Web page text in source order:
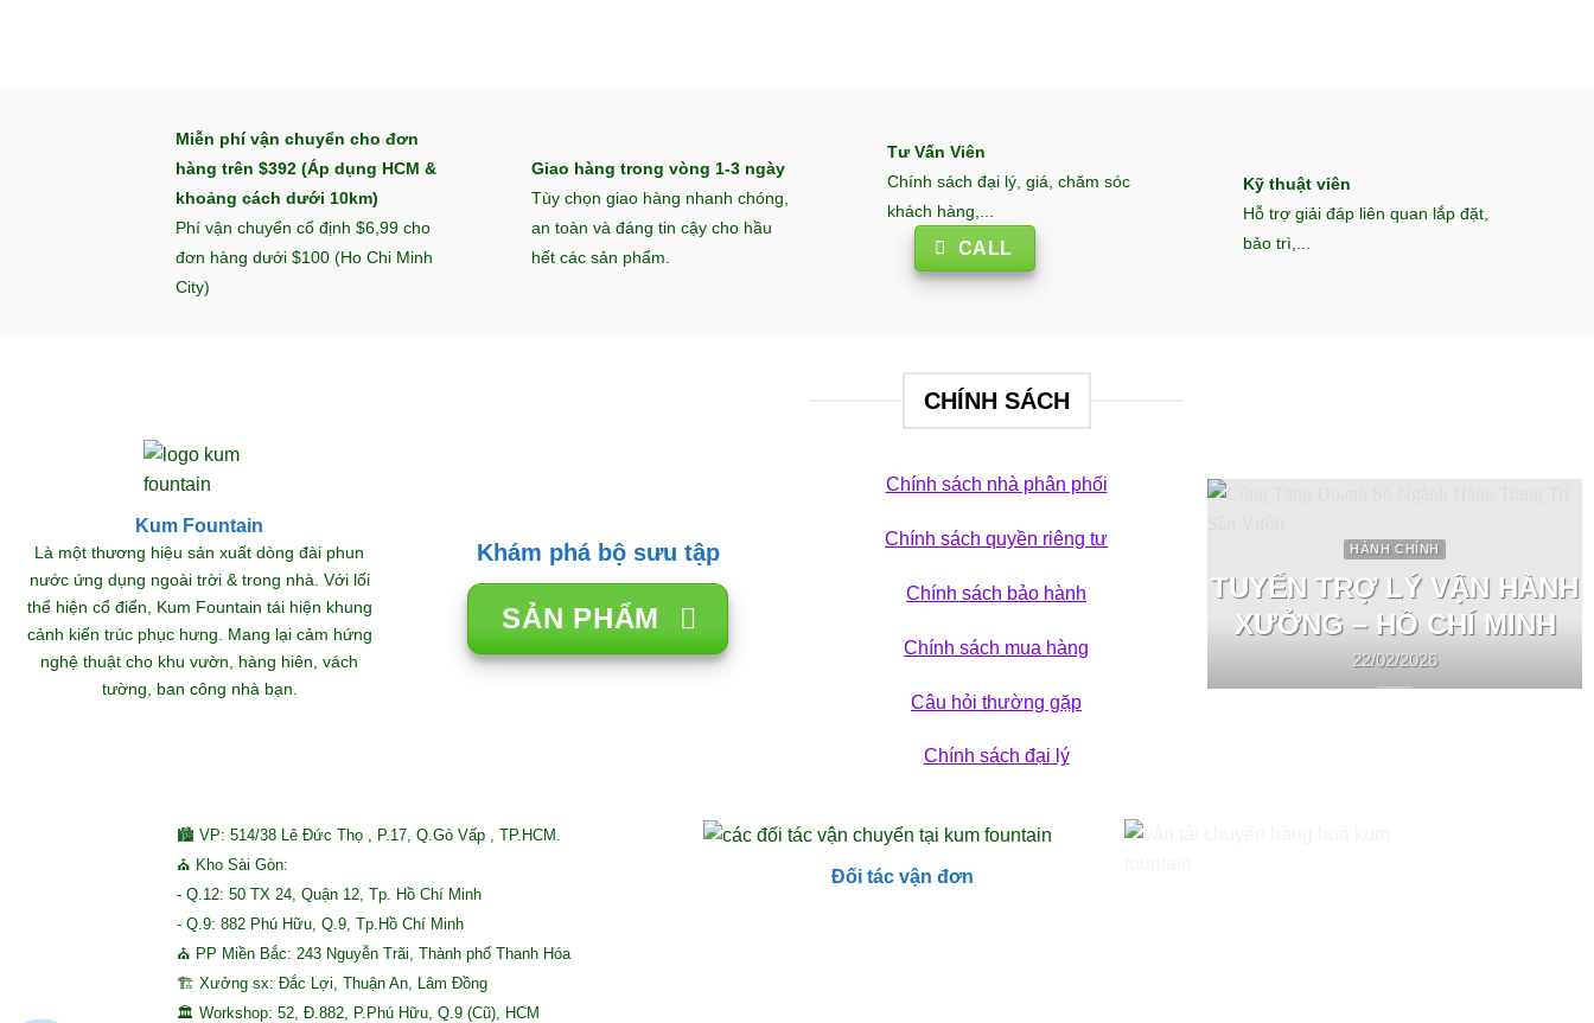
Miễn phí vận chuyển cho đơn
hàng trên $392 (Áp dụng HCM &
khoảng cách dưới 10km)
Phí vận chuyển cố định $6,99 cho
đơn hàng dưới $100 (Ho Chi Minh
City)
Giao hàng trong vòng 1-3 ngày
Tùy chọn giao hàng nhanh chóng,
an toàn và đáng tin cậy cho hầu
hết các sản phẩm.
Tư Vấn Viên
Chính sách đại lý, giá, chăm sóc
khách hàng,...
CALL
Kỹ thuật viên
Hỗ trợ giải đáp liên quan lắp đặt,
bảo trì,...
Kum Fountain
Là một thương hiệu sản xuất dòng đài phun
nước ứng dụng ngoài trời & trong nhà. Với lối
thể hiện cổ điển, Kum Fountain tái hiện khung
cảnh kiến trúc phục hưng. Mang lại cảm hứng
nghệ thuật cho khu vườn, hàng hiên, vách
tường, ban công nhà bạn.
Khám phá bộ sưu tập
SẢN PHẨM
CHÍNH SÁCH
Chính sách nhà phân phối
Chính sách quyền riêng tư
Chính sách bảo hành
Chính sách mua hàng
Câu hỏi thường gặp
Chính sách đại lý
HÀNH CHÍNH
TUYỂN TRỢ LÝ VẬN HÀNH
XƯỞNG – HỒ CHÍ MINH
22/02/2026
🏙 VP: 514/38 Lê Đức Thọ , P.17, Q.Gò Vấp , TP.HCM.
⛪ Kho Sài Gòn:
- Q.12: 50 TX 24, Quận 12, Tp. Hồ Chí Minh
- Q.9: 882 Phú Hữu, Q.9, Tp.Hồ Chí Minh
⛪ PP Miền Bắc: 243 Nguyễn Trãi, Thành phố Thanh Hóa
🏗 Xưởng sx: Đắc Lợi, Thuận An, Lâm Đồng
🏛 Workshop: 52, Đ.882, P.Phú Hữu, Q.9 (Cũ), HCM
Đối tác vận đơn